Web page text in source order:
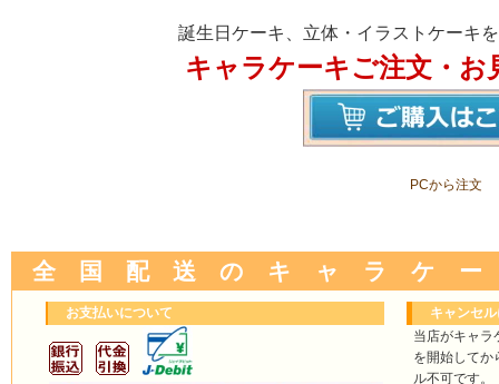
誕生日ケーキ、立体・イラストケーキ
キャラケーキご注文・お
PCから注文
全 国 配 送 の キ ャ ラ ケ
お支払いについて
キャンセル
当店がキャラ
を開始してか
ル不可です。